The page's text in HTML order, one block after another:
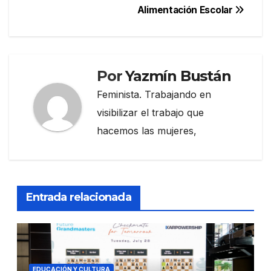
Alimentación Escolar
PorYazmín Bustán
Feminista. Trabajando en
visibilizar el trabajo que
hacemos las mujeres,
Entrada relacionada
EDUCACIÓN Y CULTURA